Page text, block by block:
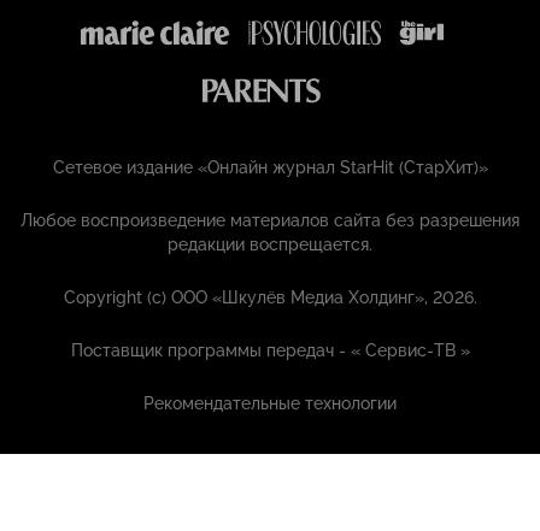
Сетевое издание «Онлайн журнал StarHit (СтарХит)»
Любое воспроизведение материалов сайта без разрешения
редакции воспрещается.
Copyright (с) ООО «Шкулёв Медиа Холдинг», 2026.
Поставщик программы передач - «Сервис-ТВ »
Рекомендательные технологии